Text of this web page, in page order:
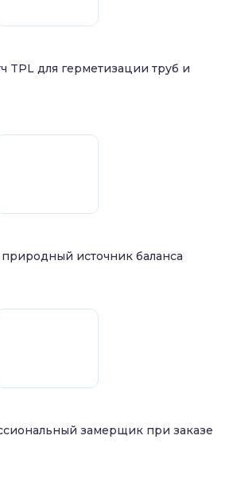
TPL для герметизации труб и
источник баланса
замерщик при заказе